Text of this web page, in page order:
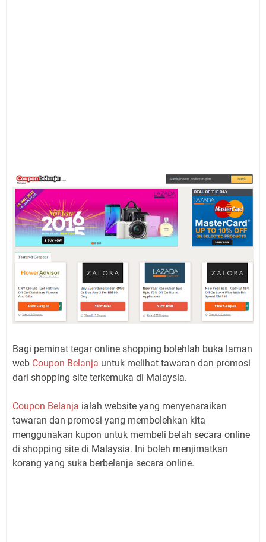
Bagi peminat tegar online shopping bolehlah buka laman
web Coupon Belanja untuk melihat tawaran dan promosi
dari shopping site terkemuka di Malaysia.
Coupon Belanja ialah website yang menyenaraikan
tawaran dan promosi yang membolehkan kita
menggunakan kupon untuk membeli belah secara online
di shopping site di Malaysia. Ini boleh menjimatkan
korang yang suka berbelanja secara online.